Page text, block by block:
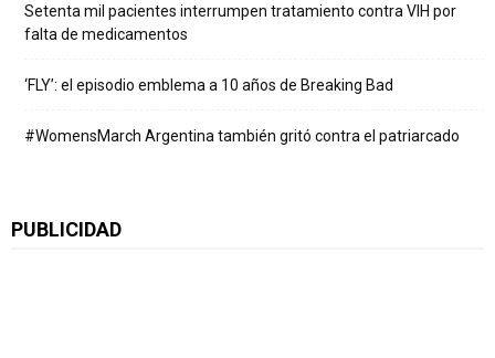
Setenta mil pacientes interrumpen tratamiento contra VIH por
falta de medicamentos
‘FLY’: el episodio emblema a 10 años de Breaking Bad
#WomensMarch Argentina también gritó contra el patriarcado
PUBLICIDAD